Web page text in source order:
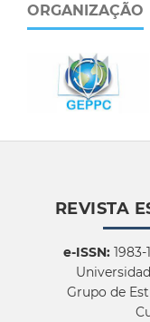
ORGANIZAÇÃO
REVISTA
e-ISSN:1983-
Grupo de